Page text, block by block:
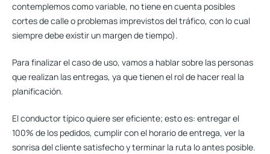
contemplemos como variable, no tiene en cuenta posibles
cortes de calle o problemas imprevistos del tráfico, con lo cual
siempre debe existir un margen de tiempo).
Para finalizar el caso de uso, vamos a hablar sobre las personas
que realizan las entregas, ya que tienen el rol de hacer real la
planificación.
El conductor típico quiere ser eficiente; esto es: entregar el
100% de los pedidos, cumplir con el horario de entrega, ver la
sonrisa del cliente satisfecho y terminar la ruta lo antes posible.